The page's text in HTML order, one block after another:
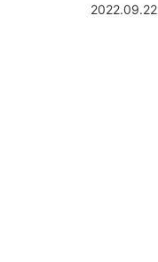
2022.09.22